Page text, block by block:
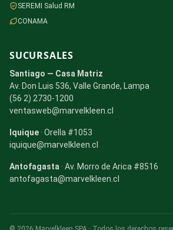
SEREMI Salud RM
CONAMA
SUCURSALES
Santiago — Casa Matriz
Av. Don Luis 536, Valle Grande, Lampa
(56 2) 2730-1200
ventasweb@marvelkleen.cl
Iquique · Orella #1053
iquique@marvelkleen.cl
Antofagasta · Av. Morro de Arica #8516
antofagasta@marvelkleen.cl